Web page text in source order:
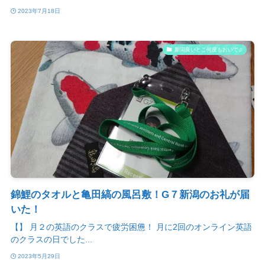
2023年7月18日
新潟良いとこ何度もおいで♫
錦鯉のタオルと亀田縞の風呂敷！G７新潟のお礼が届
いた！
【】 月２の英語のクラスで疲労困憊！ 月に2回のオンライン英語
のクラスの日でした...
2023年5月29日